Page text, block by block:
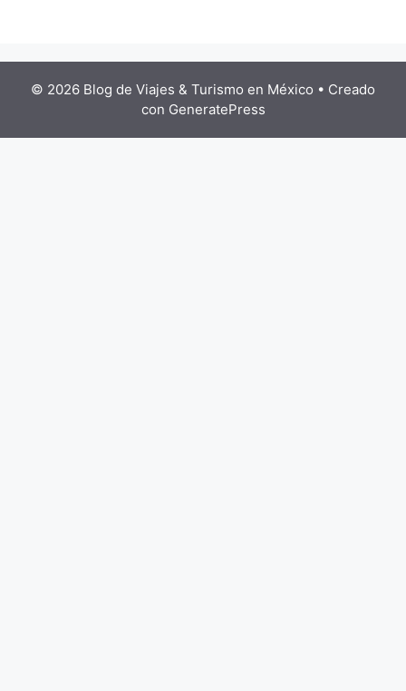
© 2026 Blog de Viajes & Turismo en México • Creado
con GeneratePress